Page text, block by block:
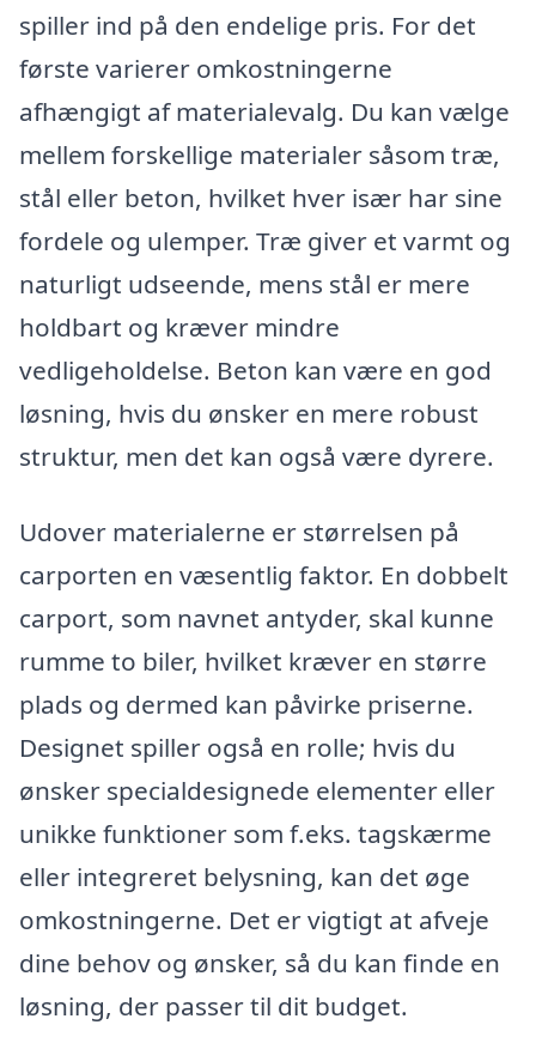
spiller ind på den endelige pris. For det
første varierer omkostningerne
afhængigt af materialevalg. Du kan vælge
mellem forskellige materialer såsom træ,
stål eller beton, hvilket hver især har sine
fordele og ulemper. Træ giver et varmt og
naturligt udseende, mens stål er mere
holdbart og kræver mindre
vedligeholdelse. Beton kan være en god
løsning, hvis du ønsker en mere robust
struktur, men det kan også være dyrere.
Udover materialerne er størrelsen på
carporten en væsentlig faktor. En dobbelt
carport, som navnet antyder, skal kunne
rumme to biler, hvilket kræver en større
plads og dermed kan påvirke priserne.
Designet spiller også en rolle; hvis du
ønsker specialdesignede elementer eller
unikke funktioner som f.eks. tagskærme
eller integreret belysning, kan det øge
omkostningerne. Det er vigtigt at afveje
dine behov og ønsker, så du kan finde en
løsning, der passer til dit budget.